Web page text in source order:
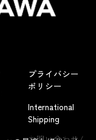
よくあるお問い合わせ
プライバシー
ポリシー
International
Shipping